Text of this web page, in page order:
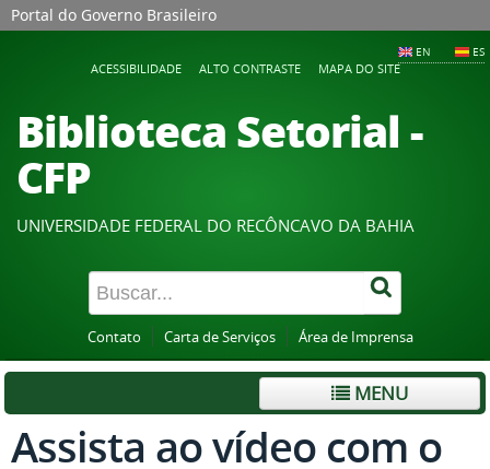
Portal do Governo Brasileiro
EN ES
ACESSIBILIDADE ALTO CONTRASTE MAPA DO SITE
Biblioteca Setorial -
CFP
UNIVERSIDADE FEDERAL DO RECÔNCAVO DA BAHIA
Contato Carta de Serviços Área de Imprensa
MENU
Assista ao vídeo com o